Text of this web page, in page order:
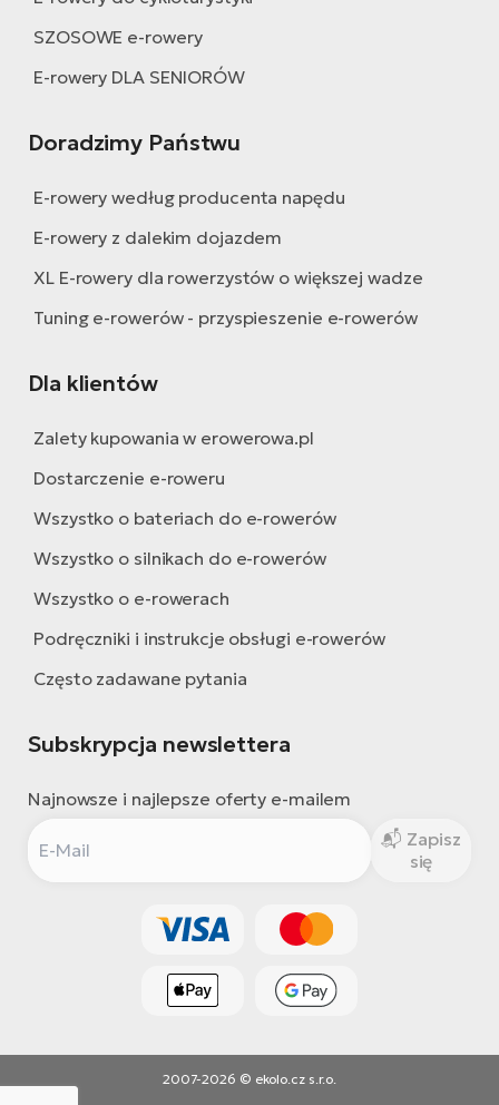
SZOSOWE e-rowery
E-rowery DLA SENIORÓW
Doradzimy Państwu
E-rowery według producenta napędu
E-rowery z dalekim dojazdem
XL E-rowery dla rowerzystów o większej wadze
Tuning e-rowerów - przyspieszenie e-rowerów
Dla klientów
Zalety kupowania w erowerowa.pl
Dostarczenie e-roweru
Wszystko o bateriach do e-rowerów
Wszystko o silnikach do e-rowerów
Wszystko o e-rowerach
Podręczniki i instrukcje obsługi e-rowerów
Często zadawane pytania
Subskrypcja newslettera
Najnowsze i najlepsze oferty e-mailem
się
2007-2026 © ekolo.cz s.r.o.